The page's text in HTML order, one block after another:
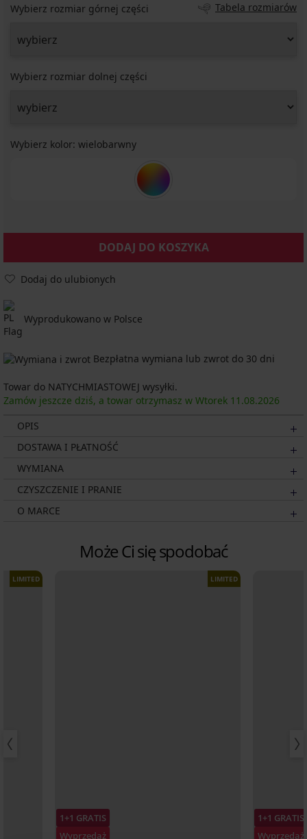
Wybierz rozmiar górnej części Tabela rozmiarów
Wybierz rozmiar dolnej części
Wybierz kolor: wielobarwny
DODAJ DO KOSZYKA
Dodaj do ulubionych
Wyprodukowano w Polsce
Bezpłatna wymiana lub zwrot do 30 dni
Towar do NATYCHMIASTOWEJ wysyłki.
Zamów jeszcze dziś, a towar otrzymasz w Wtorek 11.08.2026
OPIS
DOSTAWA I PŁATNOŚĆ
WYMIANA
CZYSZCZENIE I PRANIE
O MARCE
Może Ci się spodobać
LIMITED
1+1 GRATIS
Wyprzedaż
LIMITED
1+1 GRATIS
Wyprzedaż